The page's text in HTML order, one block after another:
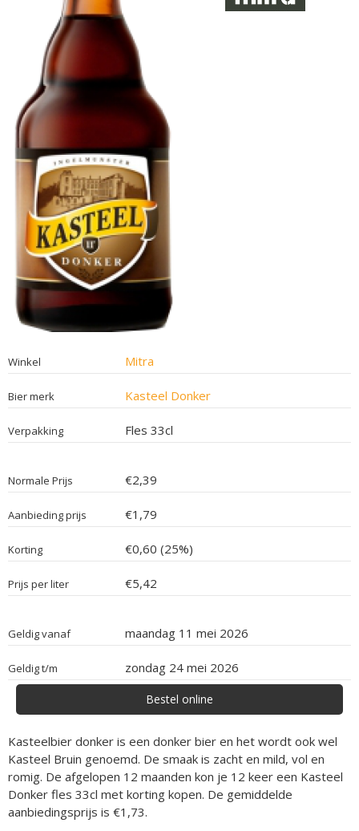
Winkel Mitra
Bier merk Kasteel Donker
Verpakking Fles 33cl
Normale Prijs €2,39
Aanbieding prijs €1,79
Korting €0,60 (25%)
Prijs per liter €5,42
Geldig vanaf maandag 11 mei 2026
Geldig t/m zondag 24 mei 2026
Bestel online
Kasteelbier donker is een donker bier en het wordt ook wel
Kasteel Bruin genoemd. De smaak is zacht en mild, vol en
romig. De afgelopen 12 maanden kon je 12 keer een Kasteel
Donker fles 33cl met korting kopen. De gemiddelde
aanbiedingsprijs is €1,73.